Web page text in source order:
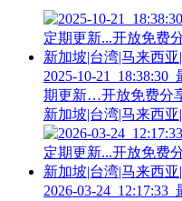
2025-10-
期更新…开放免费分
新加坡|台湾|马来西
2026-03-